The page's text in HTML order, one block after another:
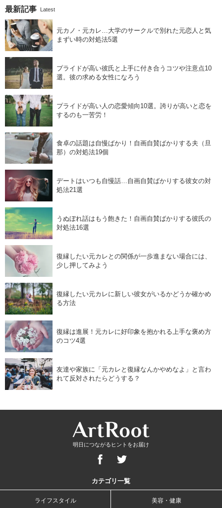
最新記事 Latest
元カノ・元カレ…大学のサークルで別れた元恋人と気
まずい時の対処法5選
プライドが高い彼氏と上手に付き合うコツや注意点10
選。彼の求める女性になろう
プライドが高い人の恋愛傾向10選。誇りが高いと恋を
するのも一苦労！
食卓の話題は自慢ばかり！自画自賛ばかりする夫（旦
那）の対処法19個
デートはいつも自慢話…自画自賛ばかりする彼女の対
処法21選
うぬぼれ話はもう飽きた！自画自賛ばかりする彼氏の
対処法16選
復縁したい元カレとの関係が一歩進まない場合には、
少し押してみよう
復縁したい元カレに新しい彼女がいるかどうか確かめ
る方法
復縁は進展！元カレに好印象を抱かれる上手な褒め方
のコツ4選
友達や家族に「元カレと復縁なんかやめなよ」と言わ
れて反対されたらどうする？
明日につながるヒントをお届け
カテゴリ一覧
ライフスタイル 美容・健康